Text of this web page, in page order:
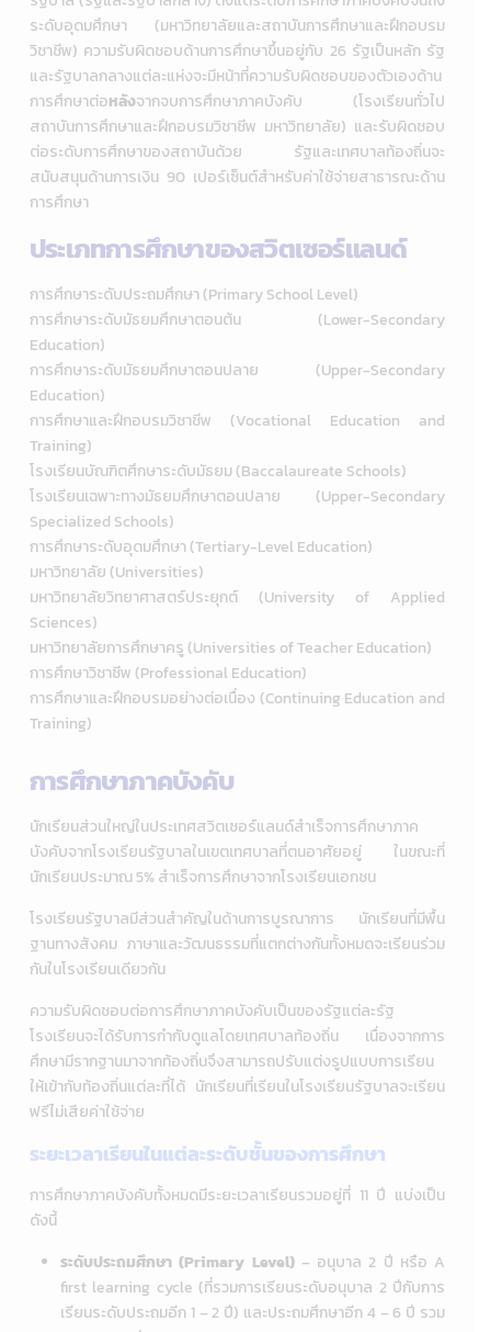
ระดับอุดมศึกษา (มหาวิทยาลัยและสถาบันการศึกษาและฝึกอบรม
วิชาชีพ) ความรับผิดชอบด้านการศึกษาขึ้นอยู่กับ 26 รัฐเป็นหลัก รัฐ
และรัฐบาลกลางแต่ละแห่งจะมีหน้าที่ความรับผิดชอบของตัวเองด้าน
การศึกษาต่อหลังจากจบการศึกษาภาคบังคับ (โรงเรียนทั่วไป
สถาบันการศึกษาและฝึกอบรมวิชาชีพ มหาวิทยาลัย) และรับผิดชอบ
ต่อระดับการศึกษาของสถาบันด้วย รัฐและเทศบาลท้องถิ่นจะ
สนับสนุนด้านการเงิน 90 เปอร์เซ็นต์สำหรับค่าใช้จ่ายสาธารณะด้าน
การศึกษา
ประเภทการศึกษาของสวิตเซอร์แลนด์
การศึกษาระดับประถมศึกษา (Primary School Level)
การศึกษาระดับมัธยมศึกษาตอนต้น (Lower-Secondary
Education)
การศึกษาระดับมัธยมศึกษาตอนปลาย (Upper-Secondary
Education)
การศึกษาและฝึกอบรมวิชาชีพ (Vocational Education and
Training)
โรงเรียนบัณฑิตศึกษาระดับมัธยม (Baccalaureate Schools)
โรงเรียนเฉพาะทางมัธยมศึกษาตอนปลาย (Upper-Secondary
Specialized Schools)
การศึกษาระดับอุดมศึกษา (Tertiary-Level Education)
มหาวิทยาลัย (Universities)
มหาวิทยาลัยวิทยาศาสตร์ประยุกต์ (University of Applied
Sciences)
มหาวิทยาลัยการศึกษาครู (Universities of Teacher Education)
การศึกษาวิชาชีพ (Professional Education)
การศึกษาและฝึกอบรมอย่างต่อเนื่อง (Continuing Education and
Training)
การศึกษาภาคบังคับ
นักเรียนส่วนใหญ่ในประเทศสวิตเซอร์แลนด์สำเร็จการศึกษาภาค
บังคับจากโรงเรียนรัฐบาลในเขตเทศบาลที่ตนอาศัยอยู่ ในขณะที่
นักเรียนประมาณ 5% สำเร็จการศึกษาจากโรงเรียนเอกชน
โรงเรียนรัฐบาลมีส่วนสำคัญในด้านการบูรณาการ นักเรียนที่มีพื้น
ฐานทางสังคม ภาษาและวัฒนธรรมที่แตกต่างกันทั้งหมดจะเรียนร่วม
กันในโรงเรียนเดียวกัน
ความรับผิดชอบต่อการศึกษาภาคบังคับเป็นของรัฐแต่ละรัฐ
โรงเรียนจะได้รับการกำกับดูแลโดยเทศบาลท้องถิ่น เนื่องจากการ
ศึกษามีรากฐานมาจากท้องถิ่นจึงสามารถปรับแต่งรูปแบบการเรียน
ให้เข้ากับท้องถิ่นแต่ละที่ได้ นักเรียนที่เรียนในโรงเรียนรัฐบาลจะเรียน
ฟรีไม่เสียค่าใช้จ่าย
ระยะเวลาเรียนในแต่ละระดับชั้นของการศึกษา
การศึกษาภาคบังคับทั้งหมดมีระยะเวลาเรียนรวมอยู่ที่ 11 ปี แบ่งเป็น
ดังนี้
ระดับประถมศึกษา (Primary Level) – อนุบาล 2 ปี หรือ A
first learning cycle (ที่รวมการเรียนระดับอนุบาล 2 ปีกับการ
เรียนระดับประถมอีก 1 – 2 ปี) และประถมศึกษาอีก 4 – 6 ปี รวม